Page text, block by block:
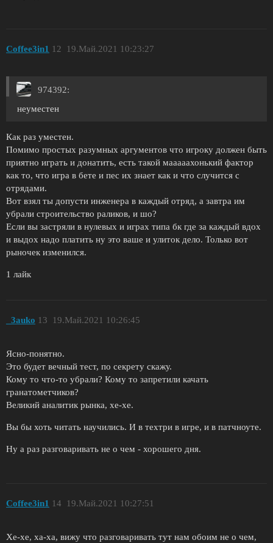
Coffee3in1 19.Май.2021 10:23:27
12
974392:
неуместен
Как раз уместен.
Помимо простых разумных аргументов что игроку должен быть
приятно играть и донатить, есть такой мааааахонький фактор
как то, что игра в бете и пес их знает как и что случится с
отрядами.
Вот взял ты допусти инженера в каждый отряд, а завтра им
убрали строительство раликов, и шо?
Если вы застряли в нулевых и играх типа бк где за каждый вдох
и выдох надо платить ну это ваше и улиток дело. Только вот
рыночек изменился.
1 лайк
_3auko 19.Май.2021 10:26:45
13
Ясно-понятно.
Это будет вечный тест, по секрету скажу.
Кому то что-то убрали? Кому то запретили качать
гранатометчиков?
Великий аналитик рынка, хе-хе.
Вы бы хоть читать научились. И в техтри в игре, и в патчноуте.
Ну а раз разговаривать не о чем - хорошего дня.
Coffee3in1 19.Май.2021 10:27:51
14
Хе-хе, ха-ха, вижу что разговаривать тут нам обоим не о чем,